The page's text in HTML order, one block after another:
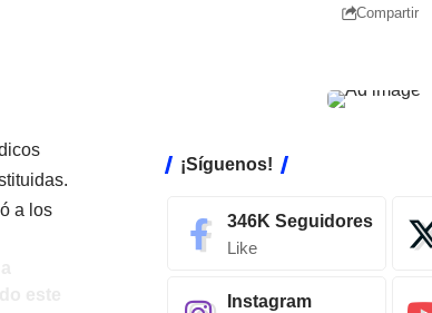
Compartir
a los
¡Síguenos!
346K Seguidores
Like
Instagram